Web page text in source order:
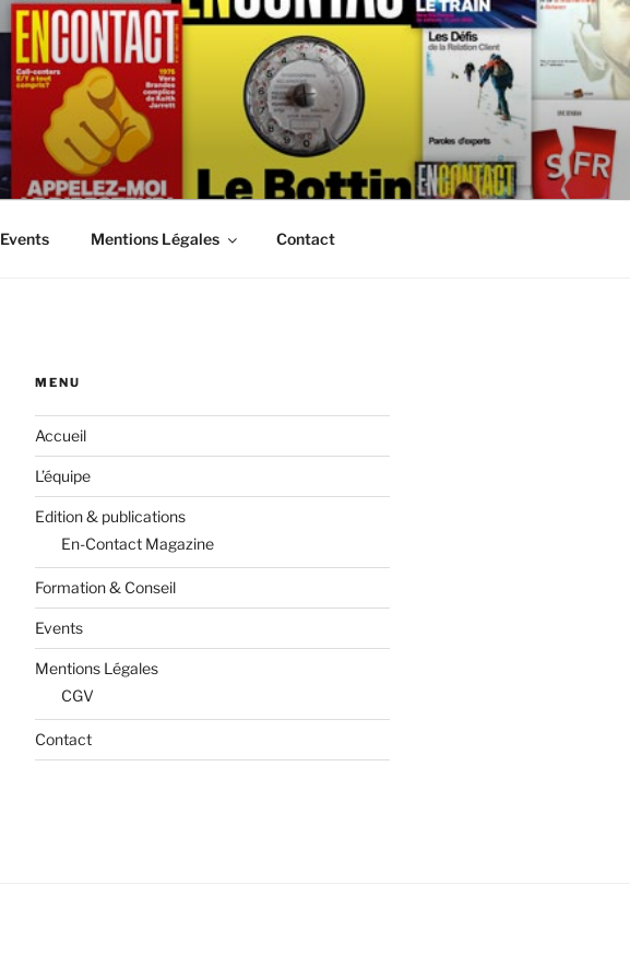
Events Mentions Légales Contact
MENU
Accueil
L’équipe
Edition & publications
En-Contact Magazine
Formation & Conseil
Events
Mentions Légales
CGV
Contact